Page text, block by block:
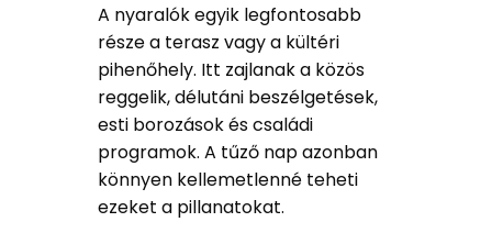
A nyaralók egyik legfontosabb
része a terasz vagy a kültéri
pihenőhely. Itt zajlanak a közös
reggelik, délutáni beszélgetések,
esti borozások és családi
programok. A tűző nap azonban
könnyen kellemetlenné teheti
ezeket a pillanatokat.